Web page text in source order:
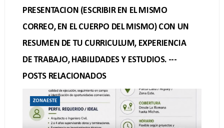
PRESENTACION (ESCRIBIR EN EL MISMO
CORREO, EN EL CUERPO DEL MISMO) CON UN
RESUMEN DE TU CURRICULUM, EXPERIENCIA
DE TRABAJO, HABILIDADES Y ESTUDIOS. ---
POSTS RELACIONADOS
ZONAESTE